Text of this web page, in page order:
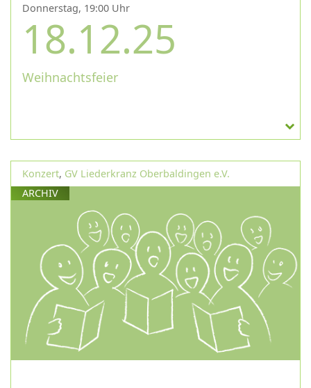
Donnerstag, 19:00 Uhr
18.12.25
Weihnachtsfeier
Konzert, GV Liederkranz Oberbaldingen e.V.
ARCHIV